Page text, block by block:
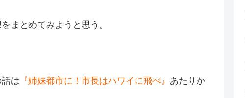
まとめてみようと思う。
は 『姉妹都市に！市長はハワイに飛べ』 あたりか